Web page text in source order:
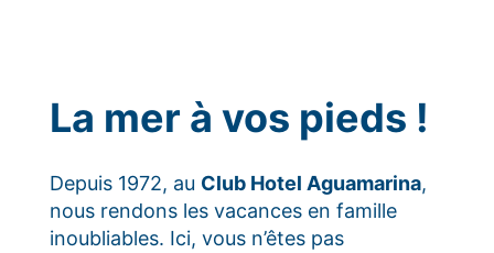
La mer à vos pieds !
Depuis 1972, au Club Hotel Aguamarina,
nous rendons les vacances en famille
inoubliables. Ici, vous n’êtes pas